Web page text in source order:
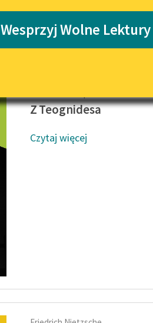
Wesprzyj Wolne
Z Teognidesa
Czytaj więcej